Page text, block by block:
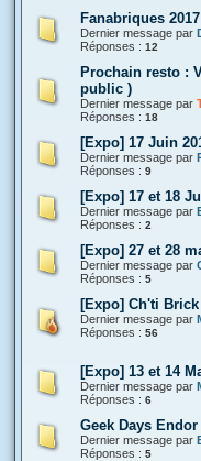
Fanabriques 2017
Dernier message par
Réponses : 12
Prochain resto :
public )
Dernier message par
Réponses : 18
[Expo] 17 Juin
Dernier message par
Réponses : 9
[Expo] 17 et 18
Dernier message par
Réponses : 2
[Expo] 27 et 28
Dernier message par
Réponses : 5
[Expo] Ch'ti Brick
Dernier message par
Réponses : 56
[Expo] 13 et 14
Dernier message par
Réponses : 6
Geek Days Endor
Dernier message par
Réponses : 5